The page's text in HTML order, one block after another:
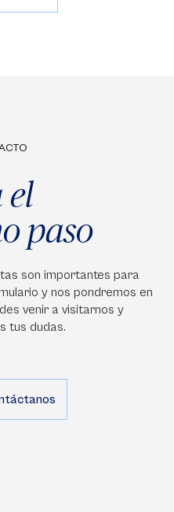
el
paso
son importantes para
y nos pondremos en
venir a visitarnos y
tus dudas.